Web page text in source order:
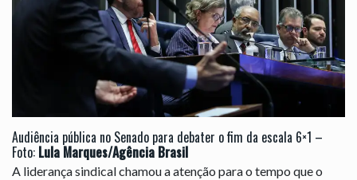
Audiência pública no Senado para debater o fim da escala 6×1 –
Foto: Lula Marques/Agência Brasil
A liderança sindical chamou a atenção para o tempo que o